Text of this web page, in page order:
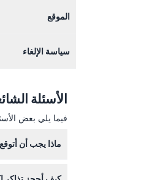
الموقع
سياسة الإلغاء
الأسئلة
فيما يلي بعض
ماذا يجب أن أتوقع